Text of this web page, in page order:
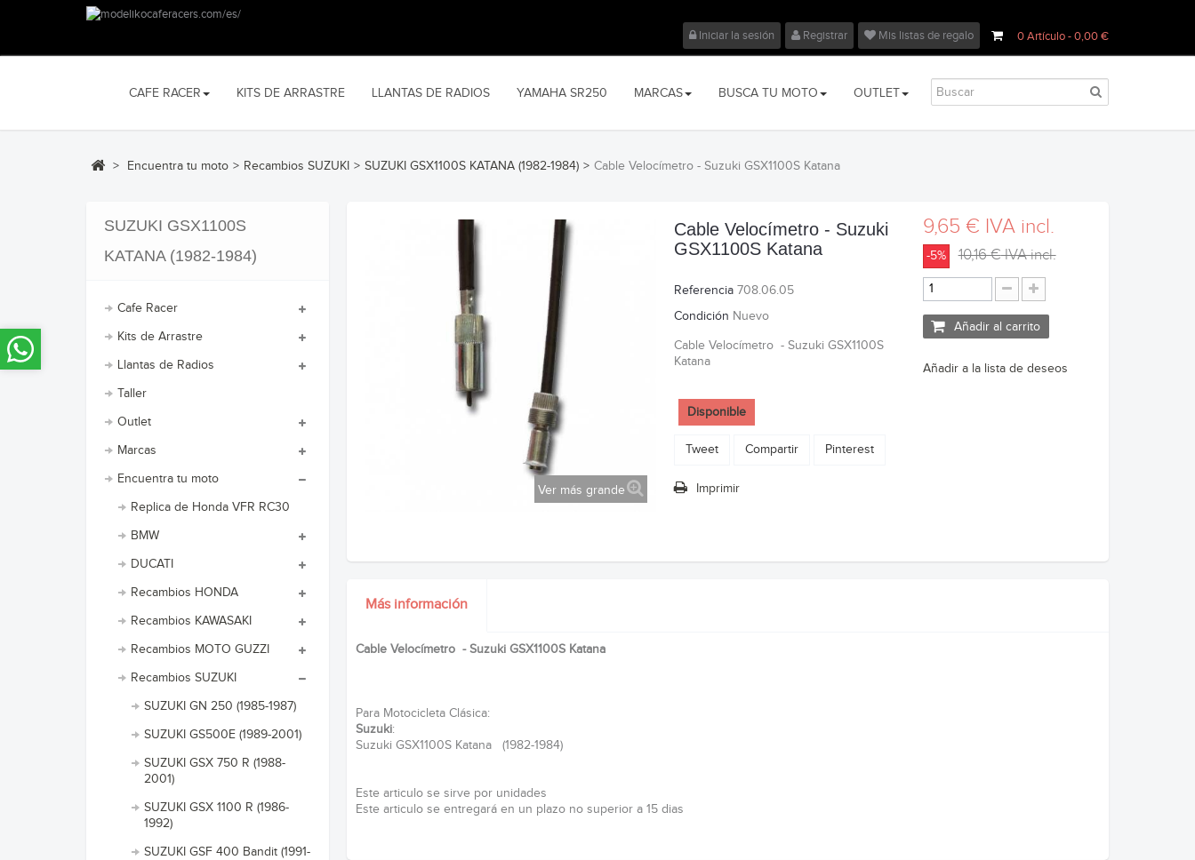
0Artículo- 0,00 €
Iniciar la sesión Registrar Mis listas de regalo
CAFE RACER KITS DE ARRASTRE LLANTAS DE RADIOS YAMAHA SR250 MARCAS BUSCA TU MOTO OUTLET
> Encuentra tu moto > Recambios SUZUKI > SUZUKI GSX1100S KATANA (1982-1984) > Cable Velocímetro - Suzuki GSX1100S Katana
SUZUKI GSX1100S
KATANA (1982-1984)
Cafe Racer
Kits de Arrastre
Llantas de Radios
Taller
Outlet
Marcas
Encuentra tu moto
Replica de Honda VFR RC30
BMW
DUCATI
Recambios HONDA
Recambios KAWASAKI
Recambios MOTO GUZZI
Recambios SUZUKI
SUZUKI GN 250 (1985-1987)
SUZUKI GS500E (1989-2001)
SUZUKI GSX 750 R (1988-
2001)
SUZUKI GSX 1100 R (1986-
1992)
SUZUKI GSF 400 Bandit (1991-
Ver más grande
Cable Velocímetro - Suzuki
GSX1100S Katana
Referencia 708.06.05
Condición Nuevo
Cable Velocímetro - Suzuki GSX1100S
Katana
Disponible
Tweet Compartir Pinterest
Imprimir
9,65 € IVA incl.
-5% 10,16 €IVA incl.
Añadir al carrito
Añadir a la lista de deseos
Más información
Cable Velocímetro - Suzuki GSX1100S Katana
Para Motocicleta Clásica:
Suzuki:
Suzuki GSX1100S Katana (1982-1984)
Este articulo se sirve por unidades
Este articulo se entregará en un plazo no superior a 15 dias